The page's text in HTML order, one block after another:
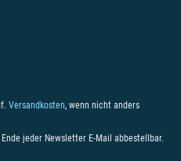
Versandkosten, wenn nicht anders
jeder Newsletter E-Mail abbestellbar.